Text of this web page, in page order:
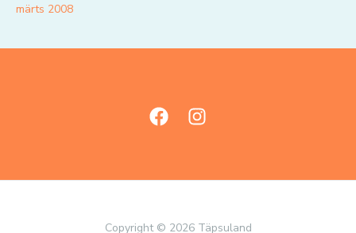
märts 2008
Copyright © 2026 Täpsuland